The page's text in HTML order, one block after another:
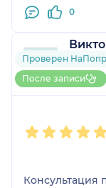
0
2
Больше
Проверен
После записи
Консультация